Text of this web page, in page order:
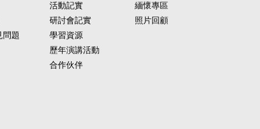
問題
活動記實
研討會記實
學習資源
歷年演講活動
合作伙伴
緬懷專區
照片回顧